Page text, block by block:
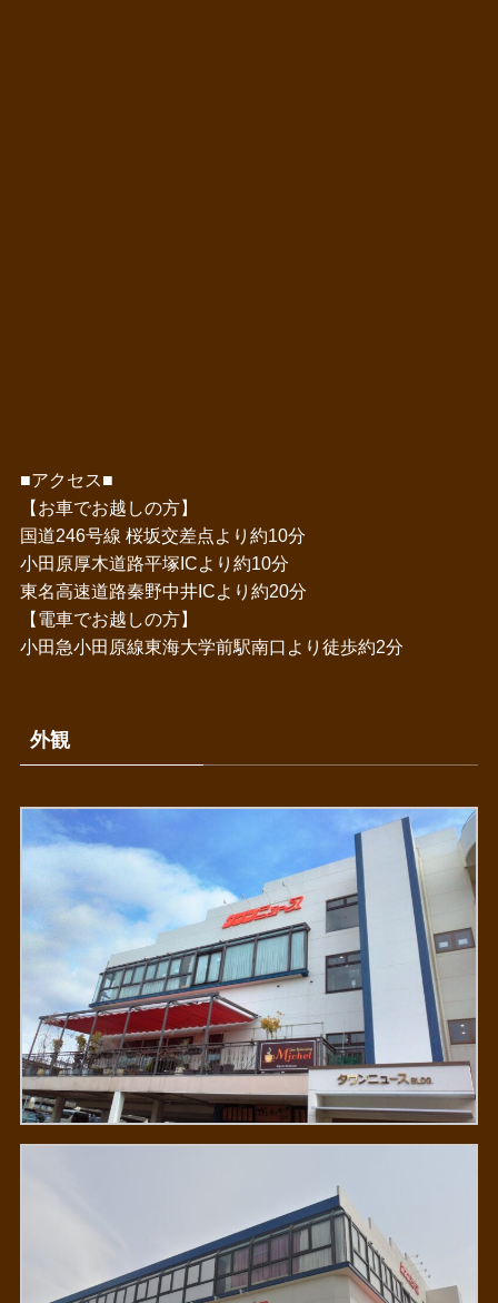
■アクセス■
【お車でお越しの方】
国道246号線 桜坂交差点より約10分
小田原厚木道路平塚ICより約10分
東名高速道路秦野中井ICより約20分
【電車でお越しの方】
小田急小田原線東海大学前駅南口より徒歩約2分
外観